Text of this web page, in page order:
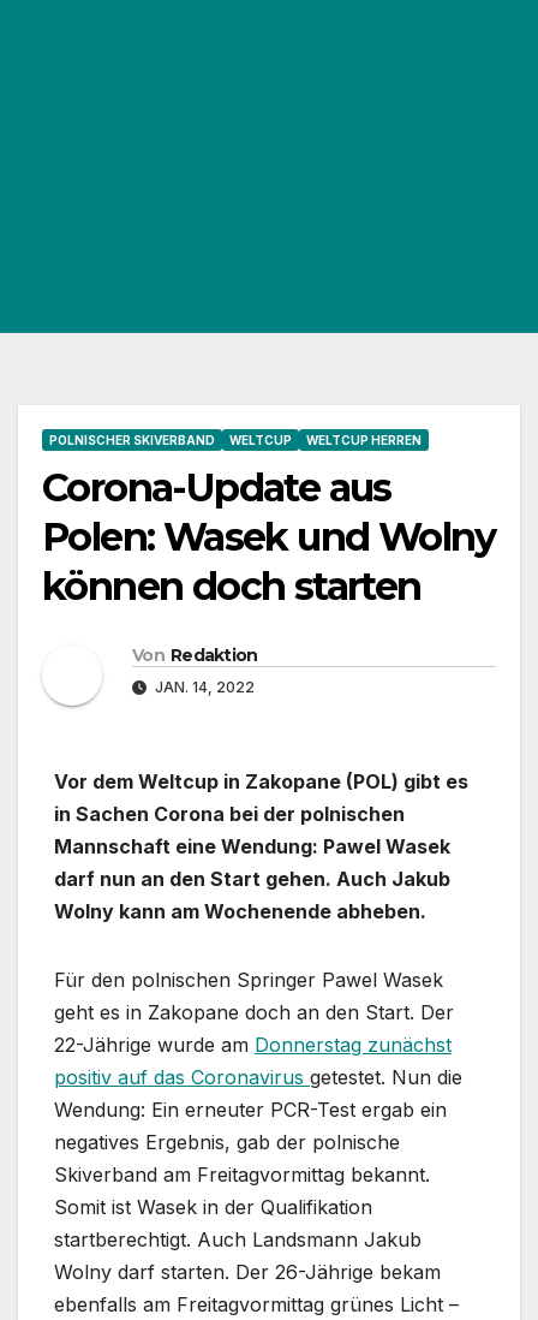
POLNISCHER SKIVERBAND WELTCUP WELTCUP HERREN
Corona-Update aus
Polen: Wasek und Wolny
können doch starten
Von Redaktion
JAN. 14, 2022
Vor dem Weltcup in Zakopane (POL) gibt es
in Sachen Corona bei der polnischen
Mannschaft eine Wendung: Pawel Wasek
darf nun an den Start gehen. Auch Jakub
Wolny kann am Wochenende abheben.
Für den polnischen Springer Pawel Wasek
geht es in Zakopane doch an den Start. Der
22-Jährige wurde am Donnerstag zunächst
positiv auf das Coronavirus getestet. Nun die
Wendung: Ein erneuter PCR-Test ergab ein
negatives Ergebnis, gab der polnische
Skiverband am Freitagvormittag bekannt.
Somit ist Wasek in der Qualifikation
startberechtigt. Auch Landsmann Jakub
Wolny darf starten. Der 26-Jährige bekam
ebenfalls am Freitagvormittag grünes Licht –